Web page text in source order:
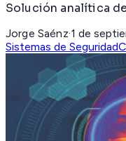
Solución analítica
Jorge Saénz·1 de
Sistemas de Seguridad